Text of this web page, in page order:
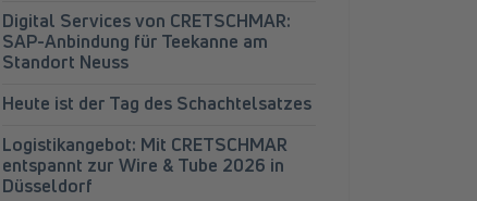
Digital Services von CRETSCHMAR:
SAP-Anbindung für Teekanne am
Standort Neuss
Heute ist der Tag des Schachtelsatzes
Logistikangebot: Mit CRETSCHMAR
entspannt zur Wire & Tube 2026 in
Düsseldorf